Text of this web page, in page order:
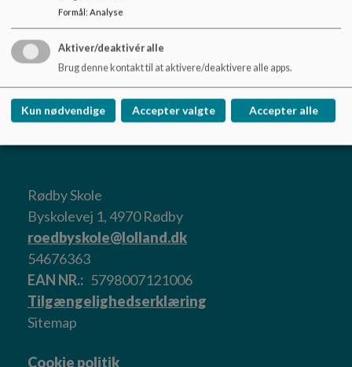
Rødby Skole
Byskolevej 1, 4970 Rødby
roedbyskole@lolland.dk
54676363
EAN NR.
5798007121006
Tilgængelighedserklæring
Sitemap
Cookie politik
Formål: Analyse
Aktiver/deaktivér alle
Brug denne kontakt til at aktivere/deaktivere alle apps.
Kun nødvendige Accepter valgte Accepter alle